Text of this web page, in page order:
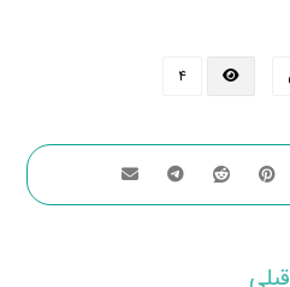
۴
قبلی